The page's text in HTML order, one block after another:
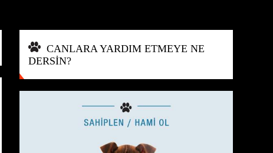
CANLARA YARDIM ETMEYE NE
DERSİN?